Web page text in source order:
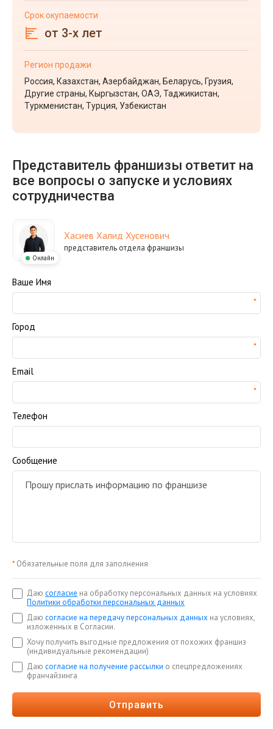
Срок окупаемости
от 3-х лет
Регион продажи
Россия, Казахстан, Азербайджан, Беларусь, Грузия,
Другие страны, Кыргызстан, ОАЭ, Таджикистан,
Туркменистан, Турция, Узбекистан
Представитель франшизы ответит на
все вопросы о запуске и условиях
сотрудничества
Онлайн
Хасиев Халид Хусенович
представитель отдела франшизы
Ваше Имя
Город
Email
Телефон
Сообщение
* Обязательные поля для заполнения
Даю согласие на обработку персональных данных на условиях
Политики обработки персональных данных
Даю согласие на передачу персональных данных на условиях,
изложенных в Согласии.
Хочу получить выгодные предложения от похожих франшиз
(индивидуальные рекомендации)
Даю согласие на получение рассылки о спецпредложениях
франчайзинга
Отправить